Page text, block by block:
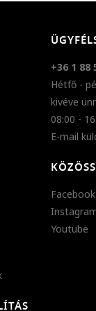
+36 1 88
Hétfő -
kivéve
08:00 -
E-mail
Facebook
Youtube